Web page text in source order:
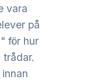
vara
på
för hur
trådar.